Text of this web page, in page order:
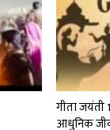
गीता जयंती
आधुनिक